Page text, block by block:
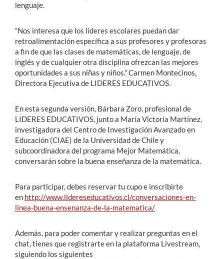
lenguaje.
“Nos interesa que los líderes escolares puedan dar
retroalimentación específica a sus profesores y profesoras
a fin de que las clases de matemáticas, de lenguaje, de
inglés y de cualquier otra disciplina ofrezcan las mejores
oportunidades a sus niñas y niños.” Carmen Montecinos,
Directora Ejecutiva de LIDERES EDUCATIVOS.
En esta segunda versión, Bárbara Zoro, profesional de
LIDERES EDUCATIVOS, junto a María Victoria Martínez,
investigadora del Centro de Investigación Avanzado en
Educación (CIAE) de la Universidad de Chile y
subcoordinadora del programa Mejor Matemática,
conversarán sobre la buena enseñanza de la matemática.
Para participar, debes reservar tu cupo e inscribirte
en http://www.lidereseducativos.cl/conversaciones-en-
linea-buena-ensenanza-de-la-matematica/
Además, para poder comentar y realizar preguntas en el
chat, tienes que registrarte en la plataforma Livestream,
siguiendo los siguientes